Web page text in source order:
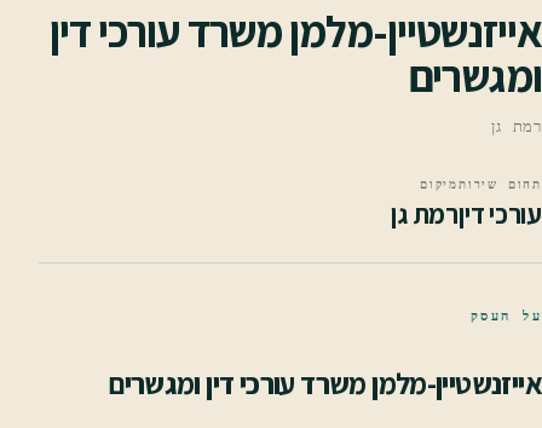
אייזנשטיין-מלמן משרד עורכי דין
ומגשרים
רמת גן
תחום שירות
עורכי דין
מיקום
רמת גן
על העסק
אייזנשטיין-מלמן משרד עורכי דין ומגשרים